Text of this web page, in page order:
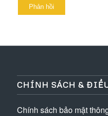
CHÍNH SÁCH &
Chính sách bảo mật